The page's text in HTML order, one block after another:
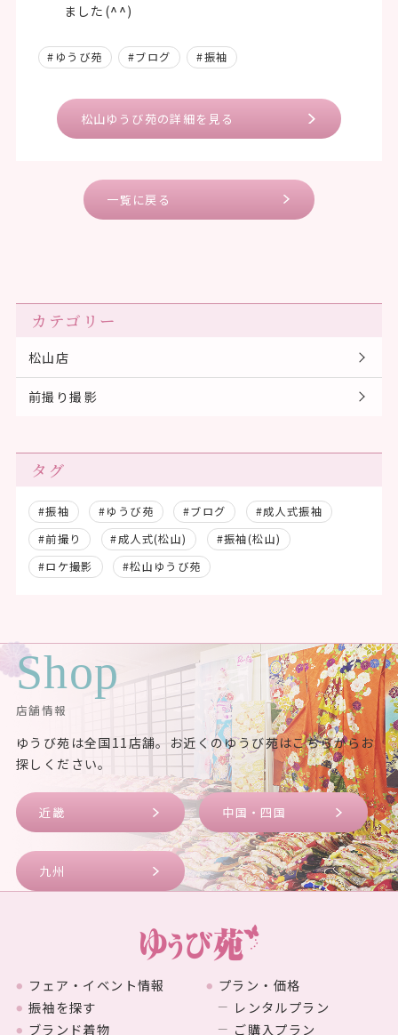
ました(^^)
#ゆうび苑 #ブログ #振袖
松山ゆうび苑の詳細を見る
一覧に戻る
カテゴリー
松山店
前撮り撮影
タグ
#振袖 #ゆうび苑 #ブログ
#成人式振袖
#前撮り
#成人式(松山)
#振袖(松山)
#ロケ撮影
#松山ゆうび苑
Shop
店舗情報
ゆうび苑は全国11店舗。お近くのゆうび苑はこちらからお
探しください。
近畿 中国・四国
九州
フェア・イベント情報
振袖を探す
ブランド着物
プラン・価格
レンタルプラン
ご購入プラン